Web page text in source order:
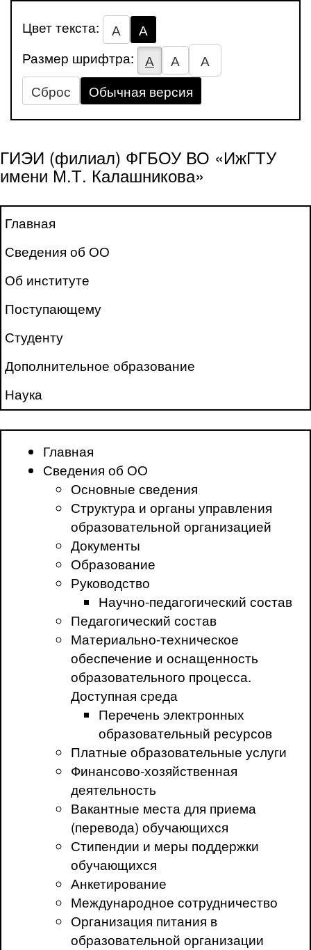
Цвет текста: А
А
Размер шрифтра:
А А
А
Сброс
Обычная версия
ГИЭИ (филиал) ФГБОУ ВО «ИжГТУ
имени М.Т. Калашникова»
Главная
Сведения об ОО
Об институте
Поступающему
Студенту
Дополнительное образование
Наука
Главная
Сведения об ОО
Основные сведения
Структура и органы управления
образовательной организацией
Документы
Образование
Руководство
Научно-педагогический состав
Педагогический состав
Материально-техническое
обеспечение и оснащенность
образовательного процесса.
Доступная среда
Перечень электронных
образовательный ресурсов
Платные образовательные услуги
Финансово-хозяйственная
деятельность
Вакантные места для приема
(перевода) обучающихся
Стипендии и меры поддержки
обучающихся
Анкетирование
Международное сотрудничество
Организация питания в
образовательной организации